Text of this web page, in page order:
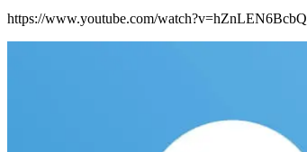
https://www.youtube.com/watch?v=hZnLEN6BcbQ